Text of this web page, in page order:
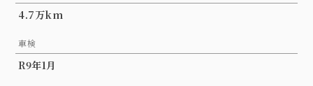
4.7万km
車検
R9年1月